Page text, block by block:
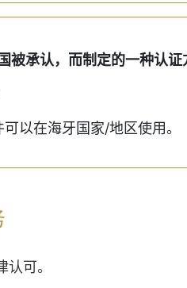
承认，而制定的一种认证
以在海牙国家/地区使用。
可。